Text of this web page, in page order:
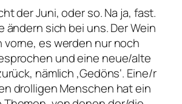
der Juni, oder so. Na ja, fast.
ändern sich bei uns. Der Wein
vorne, es werden nur noch
und eine neue/alte
nämlich ‚Gedöns‘. Eine/r
drolligen Menschen hat ein